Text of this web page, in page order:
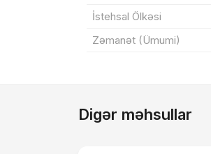
İstehsal Ölkəsi
Zəmanət (Ümumi)
Digər məhsullar